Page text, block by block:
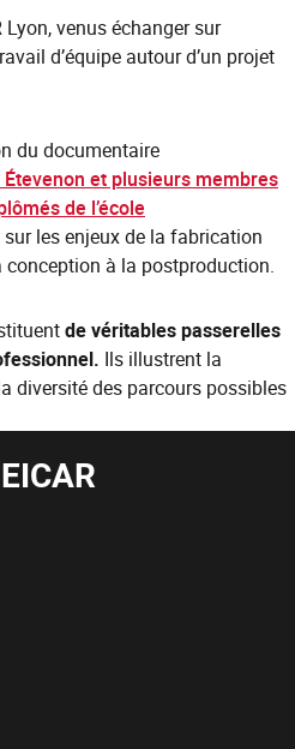
Lyon, venus échanger sur
d’équipe autour d’un projet
du documentaire
et plusieurs membres
de l’école
les enjeux de la fabrication
conception à la postproduction.
de véritables passerelles
Ils illustrent la
diversité des parcours possibles